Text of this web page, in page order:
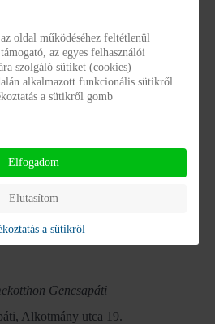
és Általános Iskola Vas
utca 12.
és Általános Iskola Vas
Gencsapáti
Alkotmány utca 19.
oldal működéséhez feltétlenül
az egyes felhasználói
szolgáló sütiket (cookies)
alkalmazott funkcionális sütikről
a sütikről gomb
Elfogadom
Elutasítom
a sütikről